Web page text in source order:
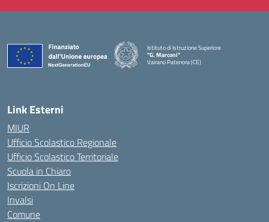
Istituto di Istruzione Superiore
"G. Marconi"
Vairano Patenora (CE)
Link Esterni
MIUR
Ufficio Scolastico Regionale
Ufficio Scolastico Territoriale
Scuola in Chiaro
Iscrizioni On Line
Invalsi
Comune